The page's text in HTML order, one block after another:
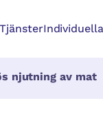
Tjänster
njutning av mat